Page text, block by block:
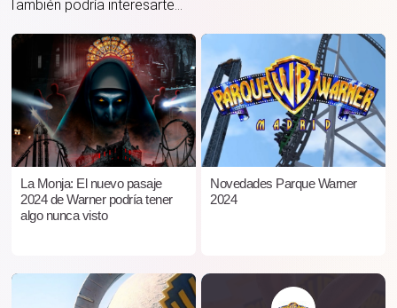
También podría interesarte...
La Monja: El nuevo pasaje
2024 de Warner podría tener
algo nunca visto
Novedades Parque Warner
2024